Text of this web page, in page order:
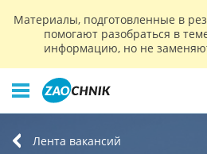
Материалы, подготовленные в
помогают разобраться в
информацию, но не
Лента вакансий